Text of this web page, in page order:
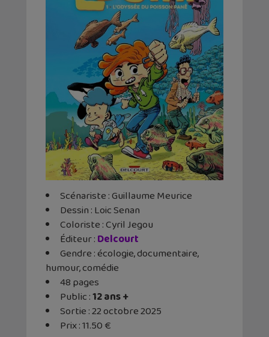
Scénariste : Guillaume Meurice
Dessin : Loic Senan
Coloriste : Cyril Jegou
Éditeur ‏:Delcourt
Gendre : écologie, documentaire,
humour, comédie
48 pages
Public :12 ans +
Sortie : 22 octobre 2025
Prix : 11.50 €